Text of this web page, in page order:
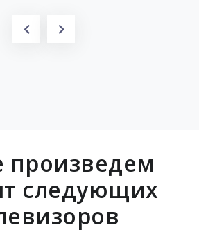
произведем
следующих